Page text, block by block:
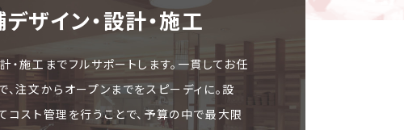
ザイン・設計・施⼯
・施工までフルサポートします。一貫してお任
、注文からオープンまでをスピーディに。設
コスト管理を行うことで、予算の中で最大限